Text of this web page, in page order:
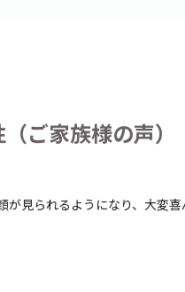
ご家族様の声）
見られるようになり、大変喜